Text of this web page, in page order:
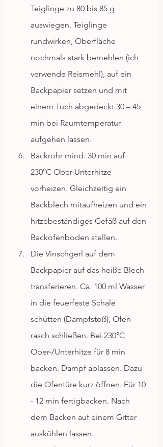
Teiglinge zu 80 bis 85 g
auswiegen. Teiglinge
rundwirken, Oberfläche
nochmals stark bemehlen (ich
verwende Reismehl), auf ein
Backpapier setzen und mit
einem Tuch abgedeckt 30 – 45
min bei Raumtemperatur
aufgehen lassen.
Backrohr mind. 30 min auf
230°C Ober-Unterhitze
vorheizen. Gleichzeitig ein
Backblech mitaufheizen und ein
hitzebeständiges Gefäß auf den
Backofenboden stellen.
Die Vinschgerl auf dem
Backpapier auf das heiße Blech
transferieren. Ca. 100 ml Wasser
in die feuerfeste Schale
schütten (Dampfstoß), Ofen
rasch schließen. Bei 230°C
Ober-/Unterhitze für 8 min
backen. Dampf ablassen. Dazu
die Ofentüre kurz öffnen. Für 10
- 12 min fertigbacken. Nach
dem Backen auf einem Gitter
auskühlen lassen.